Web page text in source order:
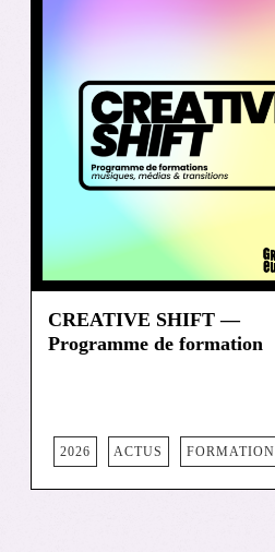
CREATIVE SHIFT —
Programme de formation
2026 ACTUS FORMATION